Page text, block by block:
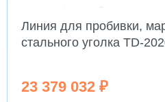
Линия для пробивки,
стального уголка TD-
23 379 032 ₽